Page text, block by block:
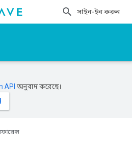
সাইন-ইন করুন
API অনুবাদ করেছে।